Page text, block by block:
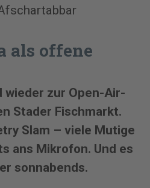
als offene
wieder zur Open-Air-
Stader Fischmarkt.
Slam – viele Mutige
ans Mikrofon. Und es
sonnabends.